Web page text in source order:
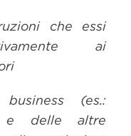
che essi
ai
(es.:
e delle altre